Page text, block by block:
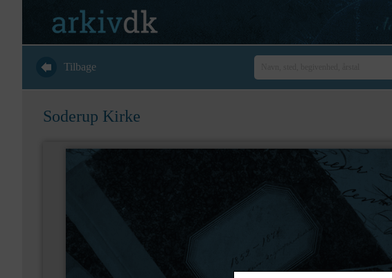
Tilbage
Soderup Kirke